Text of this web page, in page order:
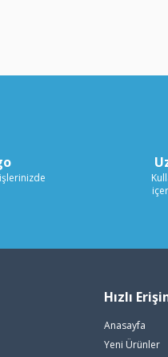
Hızlı
Anasayfa
Yeni Ürünler